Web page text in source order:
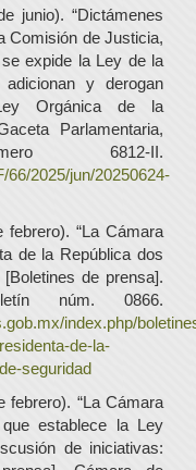
junio). “Dictámenes
Comisión de Justicia,
expide la Ley de la
y derogan
Orgánica de la
Parlamentaria,
6812-II.
66/2025/jun/20250624-
“La Cámara
de la República dos
de prensa].
núm. 0866.
index.php/
de-la-
seguridad
febrero). “La Cámara
establece la Ley
de iniciativas: